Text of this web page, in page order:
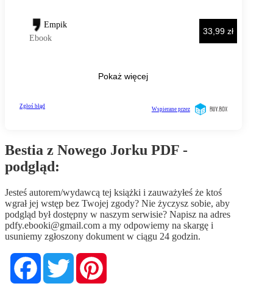
Bestia z Nowego Jorku PDF -
podgląd:
Jesteś autorem/wydawcą tej książki i zauważyłeś że ktoś
wgrał jej wstęp bez Twojej zgody? Nie życzysz sobie, aby
podgląd był dostępny w naszym serwisie? Napisz na adres
pdfy.ebooki@gmail.com a my odpowiemy na skargę i
usuniemy zgłoszony dokument w ciągu 24 godzin.
FacebookTwitter